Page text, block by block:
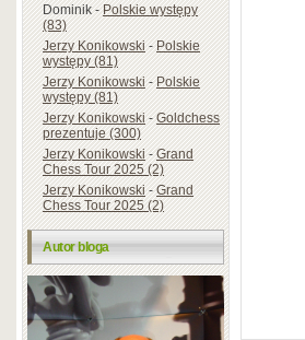
Dominik-Polskie występy
(83)
Jerzy Konikowski-Polskie
występy (81)
Jerzy Konikowski-Polskie
występy (81)
Jerzy Konikowski-Goldchess
prezentuje (300)
Jerzy Konikowski-Grand
Chess Tour 2025 (2)
Jerzy Konikowski-Grand
Chess Tour 2025 (2)
Autor bloga